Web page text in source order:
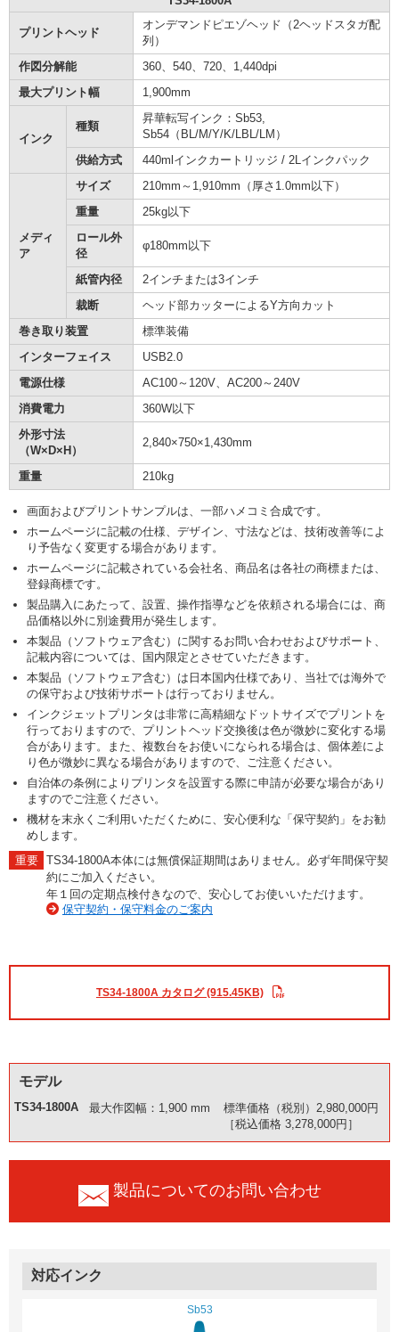
プリントヘッド
オンデマンドピエゾヘッド（2ヘッドスタガ配
列）
作図分解能
360、540、720、1,440dpi
最大プリント幅
1,900mm
インク
種類
昇華転写インク：Sb53,
Sb54（BL/M/Y/K/LBL/LM）
供給方式
440mlインクカートリッジ / 2Lインクパック
メディ
ア
サイズ
210mm～1,910mm（厚さ1.0mm以下）
重量
25kg以下
ロール外
径
φ180mm以下
紙管内径
2インチまたは3インチ
裁断
ヘッド部カッターによるY方向カット
巻き取り装置
標準装備
インターフェイス
USB2.0
電源仕様
AC100～120V、AC200～240V
消費電力
360W以下
外形寸法
（W×D×H）
2,840×750×1,430mm
重量 210kg
画面およびプリントサンプルは、一部ハメコミ合成です。
ホームページに記載の仕様、デザイン、寸法などは、技術改善等によ
り予告なく変更する場合があります。
ホームページに記載されている会社名、商品名は各社の商標または、
登録商標です。
製品購入にあたって、設置、操作指導などを依頼される場合には、商
品価格以外に別途費用が発生します。
本製品（ソフトウェア含む）に関するお問い合わせおよびサポート、
記載内容については、国内限定とさせていただきます。
本製品（ソフトウェア含む）は日本国内仕様であり、当社では海外で
の保守および技術サポートは行っておりません。
インクジェットプリンタは非常に高精細なドットサイズでプリントを
行っておりますので、プリントヘッド交換後は色が微妙に変化する場
合があります。また、複数台をお使いになられる場合は、個体差によ
り色が微妙に異なる場合がありますので、ご注意ください。
自治体の条例によりプリンタを設置する際に申請が必要な場合があり
ますのでご注意ください。
機材を末永くご利用いただくために、安心便利な「保守契約」をお勧
めします。
TS34-1800A本体には無償保証期間はありません。必ず年間保守契
約にご加入ください。
年１回の定期点検付きなので、安心してお使いいただけます。
保守契約・保守料金のご案内
TS34-1800A カタログ (915.45KB)
モデル
TS34-1800A 最大作図幅：1,900 mm
標準価格（税別）2,980,000円
［税込価格 3,278,000円］
製品についてのお問い合わせ
対応インク
Sb53